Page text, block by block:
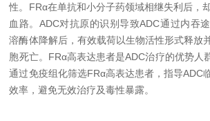
性。FRα在单抗和小分子药领域相继失利后，
血路。ADC对抗原的识别导致ADC通过内吞
溶酶体降解后，有效载荷以生物活性形式释放
胞死亡。FRα高表达患者是ADC治疗的优势人
通过免疫组化筛选FRα高表达患者，指导ADC
效率，避免无效治疗及毒性暴露。